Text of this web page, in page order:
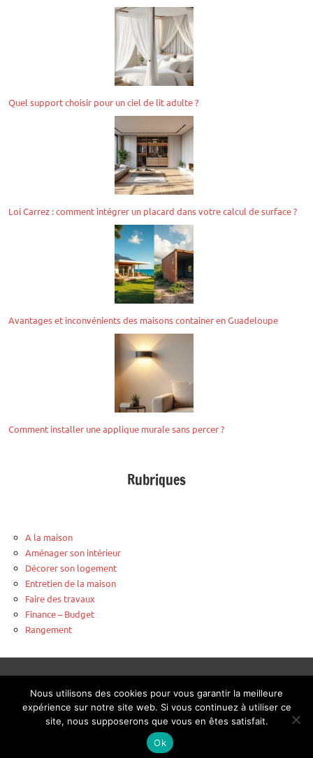
Quel support choisir pour un ciel de lit adulte ?
Loi Carrez : comment intégrer un placard dans votre calcul de surface ?
Avantages et inconvénients des maisons container en Guadeloupe
Comment installer une applique murale sans percer ?
Rubriques
A la maison
Aménager son intérieur
Décorer son logement
Entretien de la maison
Faire des travaux
Finance – Budget
Rangement
Verrière sur mesure
Listing publication
Nous utilisons des cookies pour vous garantir la meilleure
expérience sur notre site web. Si vous continuez à utiliser ce
site, nous supposerons que vous en êtes satisfait.
Ok